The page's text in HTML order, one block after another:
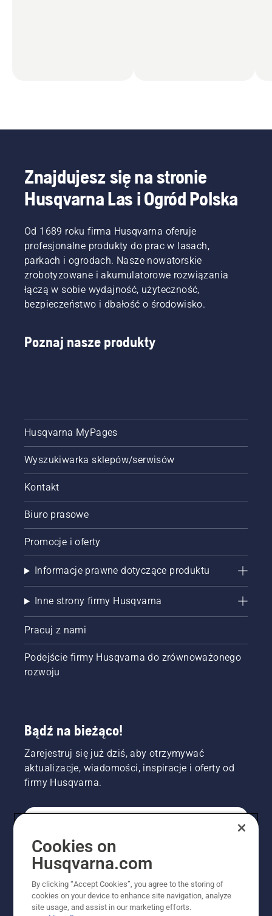
Znajdujesz się na stronie
Husqvarna Las i Ogród Polska
Od 1689 roku firma Husqvarna oferuje
profesjonalne produkty do prac w lasach,
parkach i ogrodach. Nasze nowatorskie
zrobotyzowane i akumulatorowe rozwiązania
łączą w sobie wydajność, użyteczność,
bezpieczeństwo i dbałość o środowisko.
Poznaj nasze produkty
Husqvarna MyPages
Wyszukiwarka sklepów/serwisów
Kontakt
Biuro prasowe
Promocje i oferty
Informacje prawne dotyczące produktu
Inne strony firmy Husqvarna
Pracuj z nami
Podejście firmy Husqvarna do zrównoważonego
rozwoju
Bądź na bieżąco!
Zarejestruj się już dziś, aby otrzymywać
aktualizacje, wiadomości, inspiracje i oferty od
firmy Husqvarna.
PROFESJONALISTA
Cookies on
Husqvarna.com
By clicking “Accept Cookies”, you agree to the storing of
cookies on your device to enhance site navigation, analyze
site usage, and assist in our marketing efforts.